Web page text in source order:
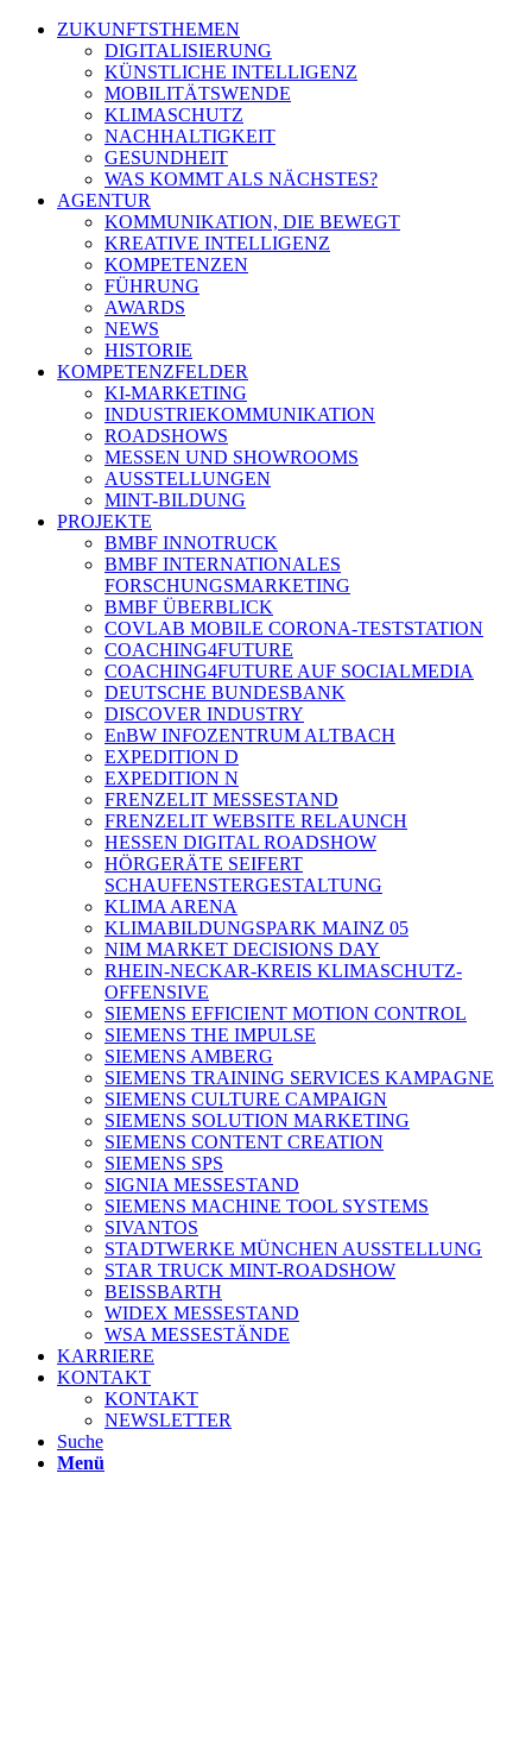
ZUKUNFTSTHEMEN
DIGITALISIERUNG
KÜNSTLICHE INTELLIGENZ
MOBILITÄTSWENDE
KLIMASCHUTZ
NACHHALTIGKEIT
GESUNDHEIT
WAS KOMMT ALS NÄCHSTES?
AGENTUR
KOMMUNIKATION, DIE BEWEGT
KREATIVE INTELLIGENZ
KOMPETENZEN
FÜHRUNG
AWARDS
NEWS
HISTORIE
KOMPETENZFELDER
KI-MARKETING
INDUSTRIEKOMMUNIKATION
ROADSHOWS
MESSEN UND SHOWROOMS
AUSSTELLUNGEN
MINT-BILDUNG
PROJEKTE
BMBF INNOTRUCK
BMBF INTERNATIONALES
FORSCHUNGSMARKETING
BMBF ÜBERBLICK
COVLAB MOBILE CORONA-TESTSTATION
COACHING4FUTURE
COACHING4FUTURE AUF SOCIALMEDIA
DEUTSCHE BUNDESBANK
DISCOVER INDUSTRY
EnBW INFOZENTRUM ALTBACH
EXPEDITION D
EXPEDITION N
FRENZELIT MESSESTAND
FRENZELIT WEBSITE RELAUNCH
HESSEN DIGITAL ROADSHOW
HÖRGERÄTE SEIFERT
SCHAUFENSTERGESTALTUNG
KLIMA ARENA
KLIMABILDUNGSPARK MAINZ 05
NIM MARKET DECISIONS DAY
RHEIN-NECKAR-KREIS KLIMASCHUTZ-
OFFENSIVE
SIEMENS EFFICIENT MOTION CONTROL
SIEMENS THE IMPULSE
SIEMENS AMBERG
SIEMENS TRAINING SERVICES KAMPAGNE
SIEMENS CULTURE CAMPAIGN
SIEMENS SOLUTION MARKETING
SIEMENS CONTENT CREATION
SIEMENS SPS
SIGNIA MESSESTAND
SIEMENS MACHINE TOOL SYSTEMS
SIVANTOS
STADTWERKE MÜNCHEN AUSSTELLUNG
STAR TRUCK MINT-ROADSHOW
BEISSBARTH
WIDEX MESSESTAND
WSA MESSESTÄNDE
KARRIERE
KONTAKT
KONTAKT
NEWSLETTER
Suche
Menü